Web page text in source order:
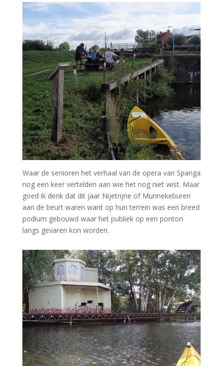
Waar de senioren het verhaal van de opera van Spanga
nog een keer vertelden aan wie het nog niet wist. Maar
goed ik denk dat dit jaar Nijetrijne of Munnekeburen
aan de beurt waren want op hun terrein was een breed
podium gebouwd waar het publiek op een ponton
langs gevaren kon worden.